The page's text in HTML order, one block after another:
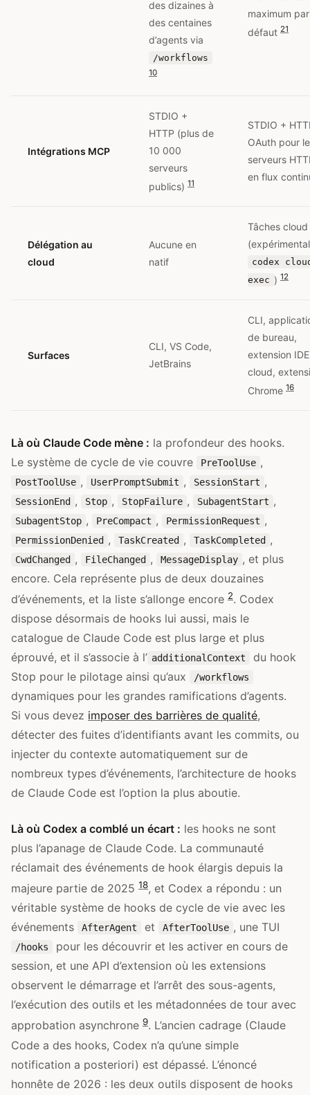
des dizaines à
des centaines
d’agents via
/workflows
10
maximum par
défaut 21
Intégrations MCP
STDIO +
HTTP (plus de
10 000
serveurs
publics) 11
STDIO +
OAuth pour
serveurs
en flux
Délégation au
cloud
Aucune en
natif
Tâches cloud
codex
exec ) 12
Surfaces
CLI, VS Code,
JetBrains
CLI,
de bureau,
extension
cloud,
Chrome 16
Là où Claude Code mène : la profondeur des hooks.
Le système de cycle de vie couvre
PreToolUse ,
PostToolUse , UserPromptSubmit , SessionStart ,
SessionEnd , Stop , StopFailure , SubagentStart ,
SubagentStop , PreCompact , PermissionRequest ,
PermissionDenied , TaskCreated , TaskCompleted ,
CwdChanged , FileChanged , MessageDisplay , et plus
encore. Cela représente plus de deux douzaines
d’événements, et la liste s’allonge encore 2. Codex
dispose désormais de hooks lui aussi, mais le
catalogue de Claude Code est plus large et plus
éprouvé, et il s’associe à l’ additionalContext
du hook
Stop pour le pilotage ainsi qu’aux
/workflows
dynamiques pour les grandes ramifications d’agents.
Si vous devez imposer des barrières de qualité,
détecter des fuites d’identifiants avant les commits, ou
injecter du contexte automatiquement sur de
nombreux types d’événements, l’architecture de hooks
de Claude Code est l’option la plus aboutie.
Là où Codex a comblé un écart : les hooks ne sont
plus l’apanage de Claude Code. La communauté
réclamait des événements de hook élargis depuis la
majeure partie de 2025 18, et Codex a répondu : un
véritable système de hooks de cycle de vie avec les
événements
AfterAgent et AfterToolUse , une TUI
/hooks
pour les découvrir et les activer en cours de
session, et une API d’extension où les extensions
observent le démarrage et l’arrêt des sous-agents,
l’exécution des outils et les métadonnées de tour avec
approbation asynchrone 9. L’ancien cadrage (Claude
Code a des hooks, Codex n’a qu’une simple
notification a posteriori) est dépassé. L’énoncé
honnête de 2026 : les deux outils disposent de hooks